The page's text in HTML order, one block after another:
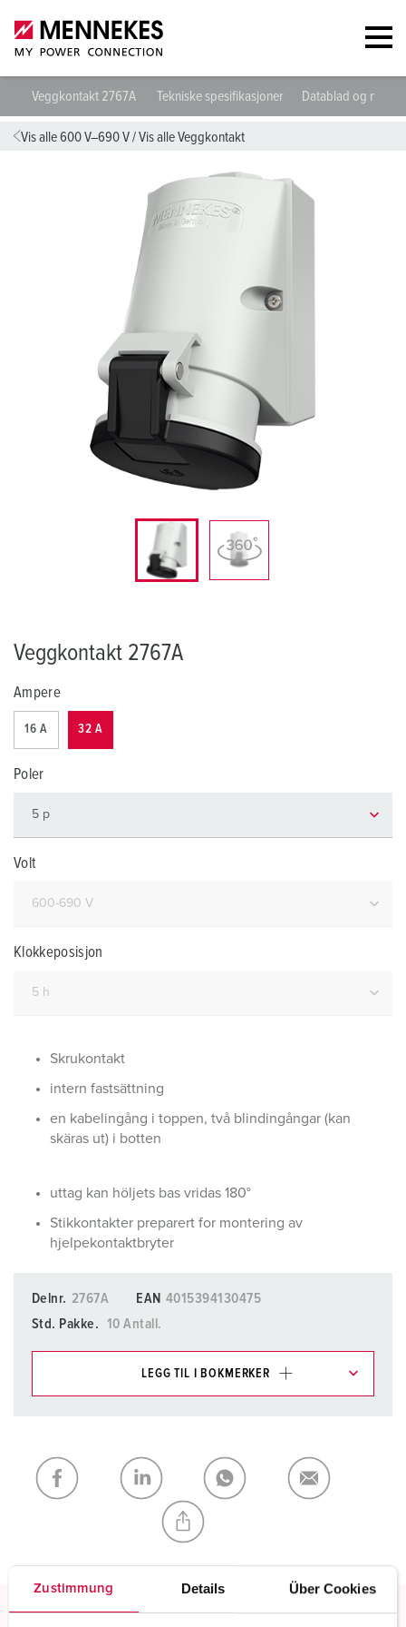
Zustimmung Details Über Cookies
Veggkontakt 2767A Tekniske spesifikasjoner Datablad og
Vis alle 600 V–690 V/Vis alle Veggkontakt
Veggkontakt 2767A
Ampere
16 A 32 A
Poler
Volt
Klokkeposisjon
Skrukontakt
intern fastsättning
en kabelingång i toppen, två blindingångar (kan
skäras ut) i botten
uttag kan höljets bas vridas 180°
Stikkontakter preparert for montering av
hjelpekontaktbryter
Delnr. 2767A EAN 4015394130475
Std. Pakke.
10 Antall.
LEGG TIL I BOKMERKER
Min liste LEGG TIL
OPPRETT EN NY LISTE